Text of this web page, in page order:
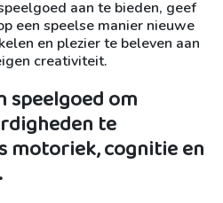
aan te bieden, geef
een speelse manier nieuwe
en plezier te beleven aan
creativiteit.
speelgoed om
te
motoriek, cognitie en